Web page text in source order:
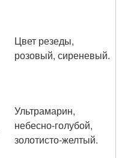
Цвет резеды,
розовый, сиреневый.
Ультрамарин,
небесно-голубой,
золотисто-желтый.